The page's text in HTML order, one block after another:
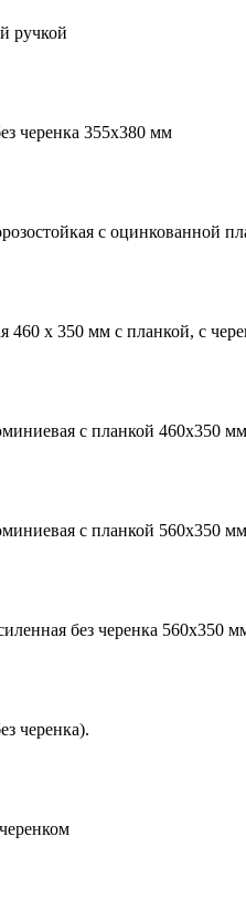
ручкой
черенка 355х380 мм
с оцинкованной
460 х 350 мм с планкой, с
с планкой 460х350 мм
с планкой 560х350 мм
без черенка 560х350
черенка).